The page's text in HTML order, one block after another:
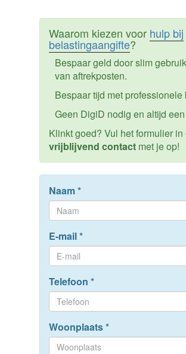
Waarom kiezen voor hulp bij
belastingaangifte?
Bespaar geld door slim
van aftrekposten.
Bespaar tijd met
Geen DigiD nodig en altijd
Klinkt goed? Vul het formulier
vrijblijvend contact met je op!
Naam*
E-mail*
Telefoon *
Woonplaats*